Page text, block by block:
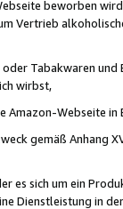
beworben
Vertrieb
Tabakwaren
wirbst,
Amazon-Webseite in
gemäß Anhang
es sich um ein
Dienstleistung in